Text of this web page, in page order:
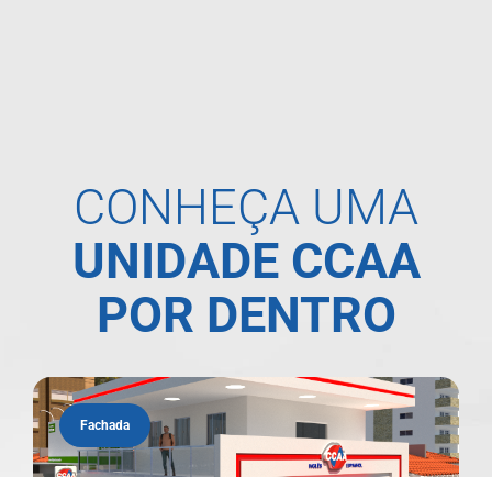
CONHEÇA UMA
UNIDADE CCAA
POR DENTRO
Fachada